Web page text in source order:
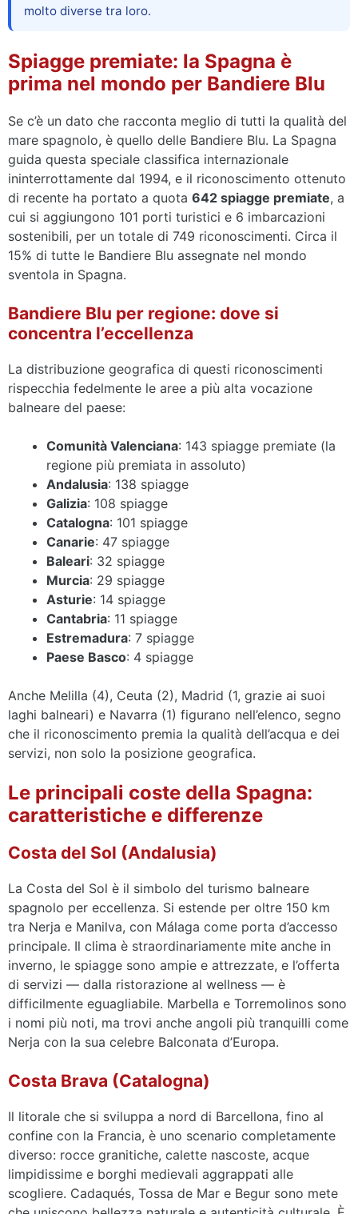
molto diverse tra loro.
Spiagge premiate: la Spagna è
prima nel mondo per Bandiere Blu
Se c’è un dato che racconta meglio di tutti la qualità del
mare spagnolo, è quello delle Bandiere Blu. La Spagna
guida questa speciale classifica internazionale
ininterrottamente dal 1994, e il riconoscimento ottenuto
di recente ha portato a quota 642 spiagge premiate, a
cui si aggiungono 101 porti turistici e 6 imbarcazioni
sostenibili, per un totale di 749 riconoscimenti. Circa il
15% di tutte le Bandiere Blu assegnate nel mondo
sventola in Spagna.
Bandiere Blu per regione: dove si
concentra l’eccellenza
La distribuzione geografica di questi riconoscimenti
rispecchia fedelmente le aree a più alta vocazione
balneare del paese:
Comunità Valenciana: 143 spiagge premiate (la
regione più premiata in assoluto)
Andalusia: 138 spiagge
Galizia: 108 spiagge
Catalogna: 101 spiagge
Canarie: 47 spiagge
Baleari: 32 spiagge
Murcia: 29 spiagge
Asturie: 14 spiagge
Cantabria: 11 spiagge
Estremadura: 7 spiagge
Paese Basco: 4 spiagge
Anche Melilla (4), Ceuta (2), Madrid (1, grazie ai suoi
laghi balneari) e Navarra (1) figurano nell’elenco, segno
che il riconoscimento premia la qualità dell’acqua e dei
servizi, non solo la posizione geografica.
Le principali coste della Spagna:
caratteristiche e differenze
Costa del Sol (Andalusia)
La Costa del Sol è il simbolo del turismo balneare
spagnolo per eccellenza. Si estende per oltre 150 km
tra Nerja e Manilva, con Málaga come porta d’accesso
principale. Il clima è straordinariamente mite anche in
inverno, le spiagge sono ampie e attrezzate, e l’offerta
di servizi — dalla ristorazione al wellness — è
difficilmente eguagliabile. Marbella e Torremolinos sono
i nomi più noti, ma trovi anche angoli più tranquilli come
Nerja con la sua celebre Balconata d’Europa.
Costa Brava (Catalogna)
Il litorale che si sviluppa a nord di Barcellona, fino al
confine con la Francia, è uno scenario completamente
diverso: rocce granitiche, calette nascoste, acque
limpidissime e borghi medievali aggrappati alle
scogliere. Cadaqués, Tossa de Mar e Begur sono mete